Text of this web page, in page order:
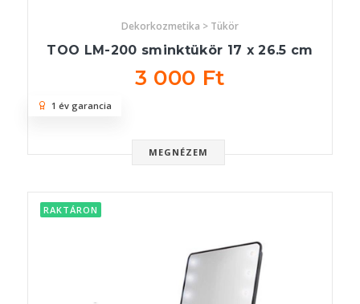
Dekorkozmetika > Tükör
TOO LM-200 sminktükör 17 x 26.5 cm
3 000 Ft
MEGNÉZEM
1 év garancia
RAKTÁRON